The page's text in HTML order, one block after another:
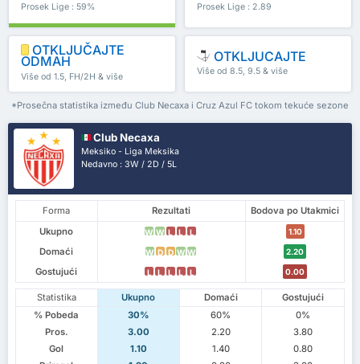
Prosek Lige : 59% Prosek Lige : 2.89
OTKLJUČAJTE
ODMAH
Više od 1.5, FH/2H & više
OTKLJUCAJTE
Više od 8.5, 9.5 & više
*Prosečna statistika između Club Necaxa i Cruz Azul FC tokom tekuće sezone
Club Necaxa
Meksiko - Liga Meksika
Nedavno : 3W / 2D / 5L
Forma Rezultati
Bodova po Utakmici
Ukupno
W W L L L 1.10
Domaći W D D W W 2.20
Gostujući L L L L L 0.00
Statistika Ukupno Domaći
Gostujući
% Pobeda
30% 60%
0%
Pros.
3.00 2.20
3.80
Gol
1.10 1.40
0.80